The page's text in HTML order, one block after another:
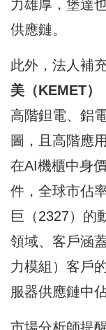
力雄厚，堡達
供應鏈。
此外，法人補
美（KEMET）
高階鉭電、鋁
圖，且高階應
在AI機櫃中身
件，全球市佔
巨（2327）的
領域、客戶涵
力模組）客戶
服器供應鏈中
市場分析師提